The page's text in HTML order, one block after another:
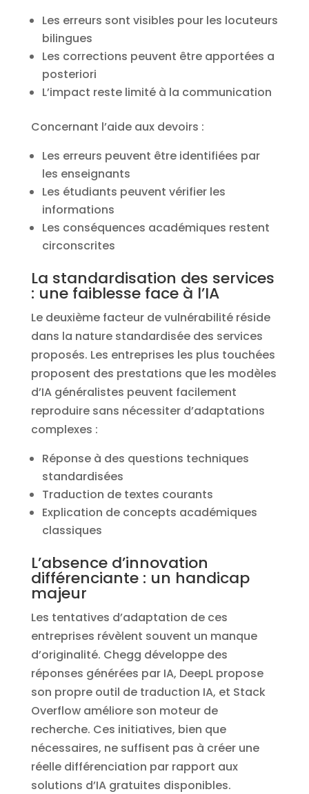
Les erreurs sont visibles pour les locuteurs
bilingues
Les corrections peuvent être apportées a
posteriori
L’impact reste limité à la communication
Concernant l’aide aux devoirs :
Les erreurs peuvent être identifiées par
les enseignants
Les étudiants peuvent vérifier les
informations
Les conséquences académiques restent
circonscrites
La standardisation des services
: une faiblesse face à l’IA
Le deuxième facteur de vulnérabilité réside
dans la nature standardisée des services
proposés. Les entreprises les plus touchées
proposent des prestations que les modèles
d’IA généralistes peuvent facilement
reproduire sans nécessiter d’adaptations
complexes :
Réponse à des questions techniques
standardisées
Traduction de textes courants
Explication de concepts académiques
classiques
L’absence d’innovation
différenciante : un handicap
majeur
Les tentatives d’adaptation de ces
entreprises révèlent souvent un manque
d’originalité. Chegg développe des
réponses générées par IA, DeepL propose
son propre outil de traduction IA, et Stack
Overflow améliore son moteur de
recherche. Ces initiatives, bien que
nécessaires, ne suffisent pas à créer une
réelle différenciation par rapport aux
solutions d’IA gratuites disponibles.